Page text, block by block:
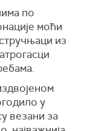
по
моћи
из
у
везани за